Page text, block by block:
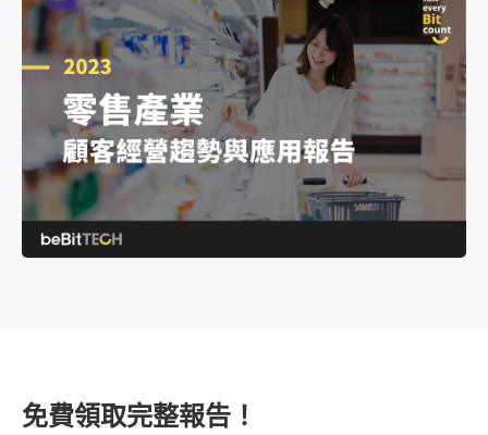
資安防護
人才招募
新聞專區
OmniBPM
聯繫我們
免費領取完整報告！